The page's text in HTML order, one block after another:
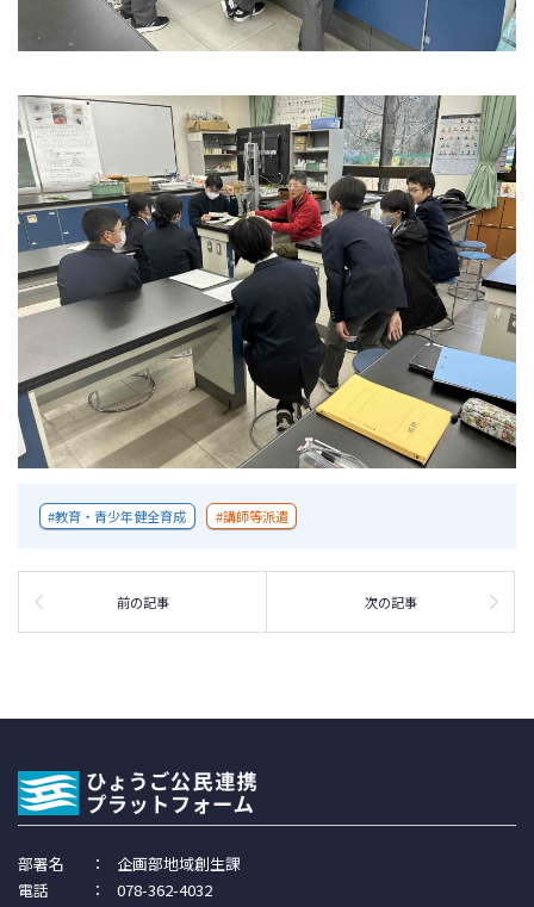
教育・青少年健全育成 講師等派遣
前の記事 次の記事
部署名 ：
企画部地域創生課
電話
：
078-362-4032